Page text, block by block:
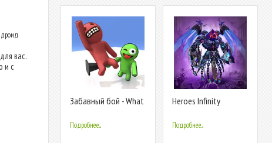
вас.
и с
Забавный бой - What
Подробнее...
Heroes Infinity
Подробнее...